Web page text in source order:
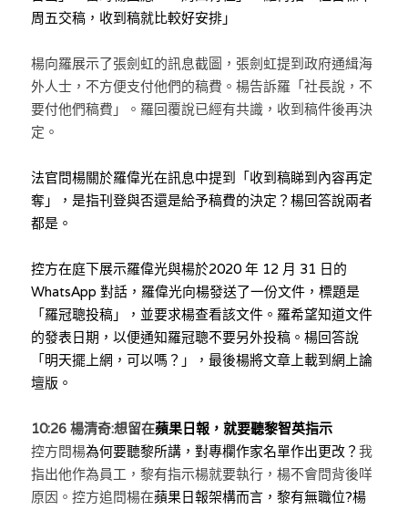
周五交稿，收到稿就比較好安排」
楊向羅展示了張劍虹的訊息截圖，張劍虹提到政府通緝海
外人士，不方便支付他們的稿費。楊告訴羅「社長說，不
要付他們稿費」。羅回覆說已經有共識，收到稿件後再決
定。
法官問楊關於羅偉光在訊息中提到「收到稿睇到內容再定
奪」，是指刊登與否還是給予稿費的決定？楊回答說兩者
都是。
控方在庭下展示羅偉光與楊於2020 年 12 月 31 日的
WhatsApp 對話，羅偉光向楊發送了一份文件，標題是
「羅冠聰投稿」，並要求楊查看該文件。羅希望知道文件
的發表日期，以便通知羅冠聰不要另外投稿。楊回答說
「明天擺上網，可以嗎？」，最後楊將文章上載到網上論
壇版。
10:26 楊清奇:想留在蘋果日報，就要聽黎智英指示
控方問楊為何要聽黎所講 ，對專欄作家名單作出更改？ 我
指出他作為員工，黎有指示楊就要執行，楊不會問背後咩
原因。控方追問楊在蘋果日報架構而言，黎有無職位?楊